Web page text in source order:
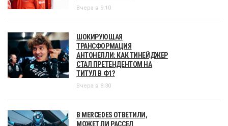
Вчера в 9:10
ШОКИРУЮЩАЯ
ТРАНСФОРМАЦИЯ
АНТОНЕЛЛИ: КАК ТИНЕЙДЖЕР
СТАЛ ПРЕТЕНДЕНТОМ НА
ТИТУЛ В Ф1?
Вчера в 8:30
В MERCEDES ОТВЕТИЛИ,
МОЖЕТ ЛИ РАССЕЛ